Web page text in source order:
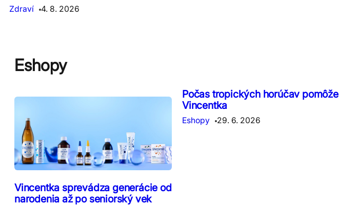
Zdraví
4. 8. 2026
Eshopy
Vincentka sprevádza generácie od
narodenia až po seniorský vek
Počas tropických horúčav pomôže
Vincentka
Eshopy 29. 6. 2026